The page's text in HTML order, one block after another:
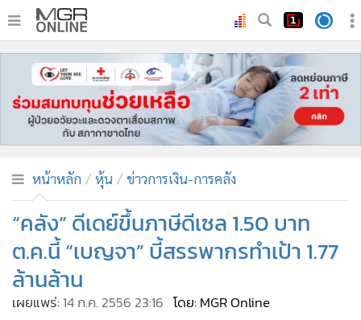
หน้าหลัก
ทันเหตุการณ์
• ภาคใต้
• บันเทิง
ผู้จัดการรายวัน
คอลัมนิสต์
• ละคร
• CbizReview
• Cyber BIZ
หน้าหลัก หุ้น ข่าวการเงิน-การคลัง
“คลัง” ดีเดย์ขึ้นภาษีดีเซล 1.50 บาท
ต.ค.นี้ “เบญจา” บี้สรรพากรทำเป้า 1.77
ล้านล้าน
เผยแพร่: 14 ก.ค. 2556 23:16 โดย: MGR Online